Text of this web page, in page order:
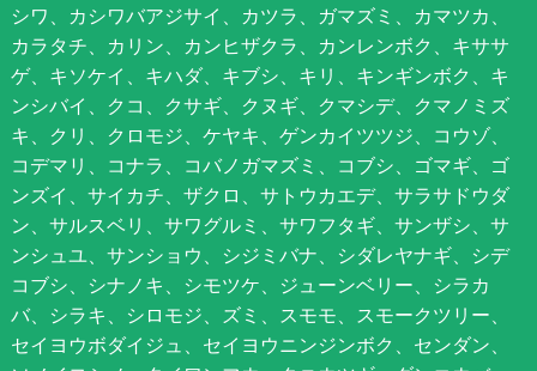
シワ、カシワバアジサイ、カツラ、ガマズミ、カマツカ、
カラタチ、カリン、カンヒザクラ、カンレンボク、キササ
ゲ、キソケイ、キハダ、キブシ、キリ、キンギンボク、キ
ンシバイ、クコ、クサギ、クヌギ、クマシデ、クマノミズ
キ、クリ、クロモジ、ケヤキ、ゲンカイツツジ、コウゾ、
コデマリ、コナラ、コバノガマズミ、コブシ、ゴマギ、ゴ
ンズイ、サイカチ、ザクロ、サトウカエデ、サラサドウダ
ン、サルスベリ、サワグルミ、サワフタギ、サンザシ、サ
ンシュユ、サンショウ、シジミバナ、シダレヤナギ、シデ
コブシ、シナノキ、シモツケ、ジューンベリー、シラカ
バ、シラキ、シロモジ、ズミ、スモモ、スモークツリー、
セイヨウボダイジュ、セイヨウニンジンボク、センダン、